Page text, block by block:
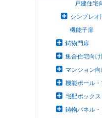
戸建住宅
シンプレオ
機能子扉
鋳物門扉
集合住宅向
マンション
機能ポール
宅配ボックス
鋳物パネル